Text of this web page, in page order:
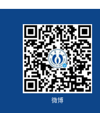
微博